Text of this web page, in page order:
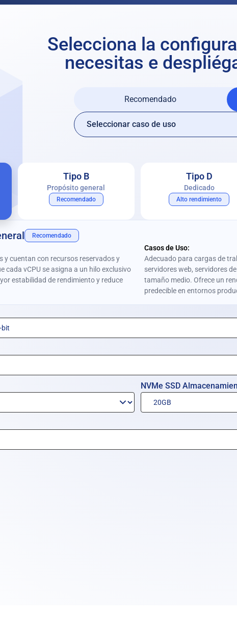
Selecciona la
necesitas e
Recomendado
Tipo B
Propósito general
Recomendado
Tipo D
Dedicado
Alto rendimiento
Recomendado
y cuentan con recursos reservados y
cada vCPU se asigna a un hilo exclusivo
estabilidad de rendimiento y reduce
Casos de Uso:
Adecuado para cargas de
servidores web, servidores
tamaño medio. Ofrece un
predecible en entornos
NVMe SSD